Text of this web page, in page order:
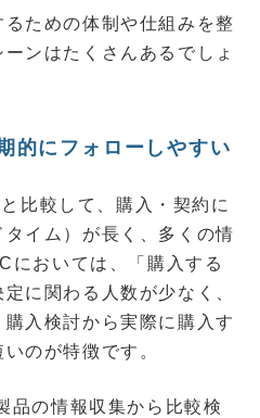
ための体制や仕組みを整
ンはたくさんあるでしょ
的にフォローしやすい
比較して、購入・契約に
イム）が長く、多くの情
においては、「購入する
に関わる人数が少なく、
入検討から実際に購入す
のが特徴です。
品の情報収集から比較検